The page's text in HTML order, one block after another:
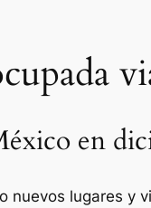
en
nuevos lugares y